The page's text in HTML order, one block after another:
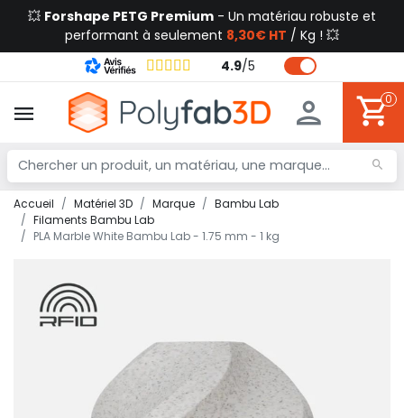
💥 Forshape PETG Premium - Un matériau robuste et
performant à seulement 8,30€ HT / Kg ! 💥
4.9/5
0
Accueil Matériel 3D Marque
Bambu Lab
Filaments Bambu Lab
PLA Marble White Bambu Lab - 1.75 mm - 1 kg